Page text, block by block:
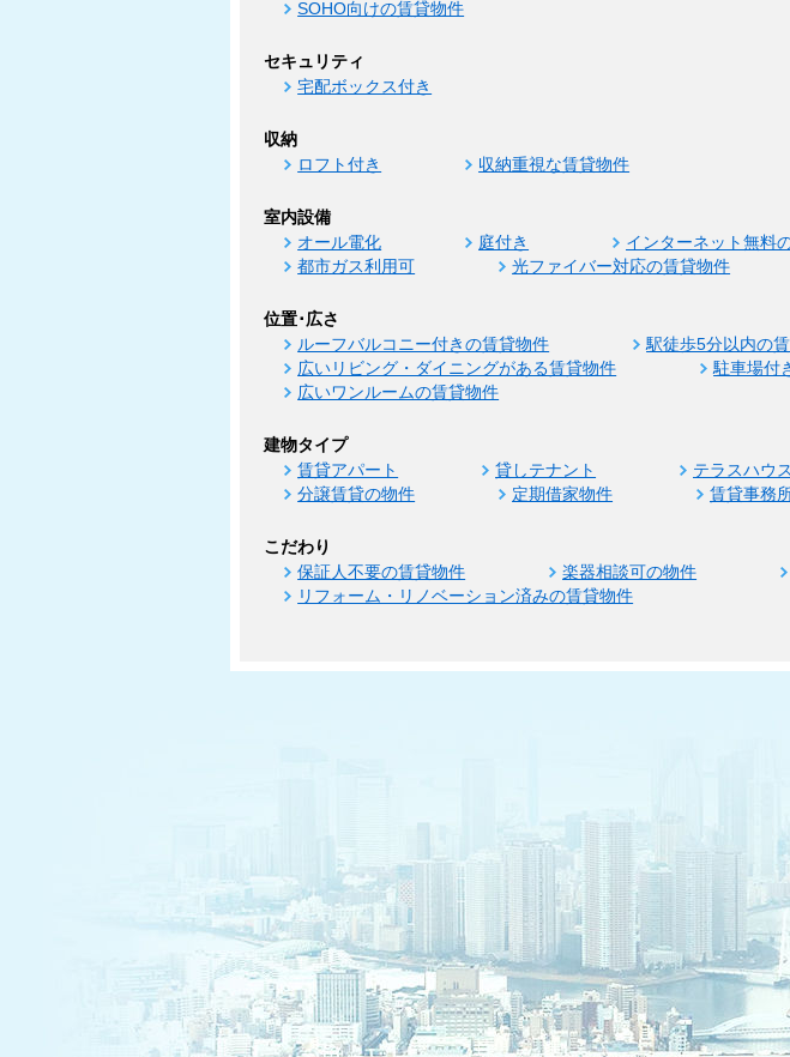
SOHO向けの賃貸物件
セキュリティ
宅配ボックス付き
収納
ロフト付き 収納重視な賃貸物件
室内設備
オール電化 庭付き インターネット無料
都市ガス利用可
光ファイバー対応の賃貸物件
位置･広さ
ルーフバルコニー付きの賃貸物件 駅徒歩5分以内の
広いリビング・ダイニングがある賃貸物件
駐車場付
広いワンルームの賃貸物件
建物タイプ
賃貸アパート 貸しテナント テラスハウス
分譲賃貸の物件
定期借家物件 賃貸事務
こだわり
保証人不要の賃貸物件 楽器相談可の物件
リフォーム・リノベーション済みの賃貸物件